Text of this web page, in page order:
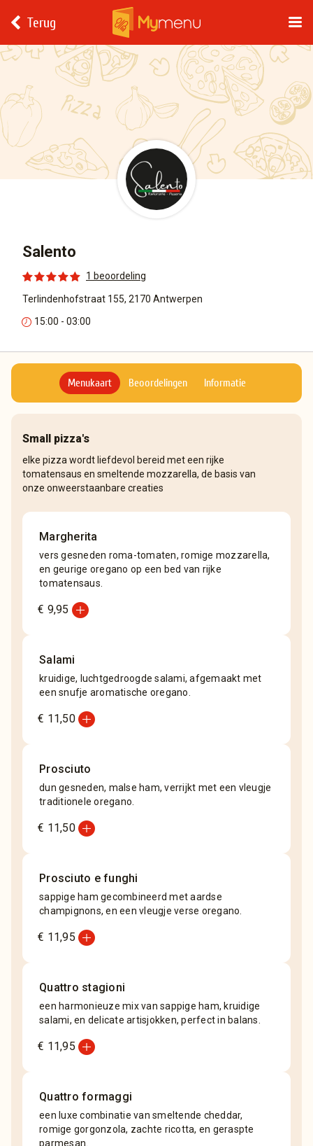
Terug
Salento
1 beoordeling
Terlindenhofstraat 155, 2170 Antwerpen
15:00 - 03:00
Menukaart Beoordelingen Informatie
Small pizza's
elke pizza wordt liefdevol bereid met een rijke
tomatensaus en smeltende mozzarella, de basis van
onze onweerstaanbare creaties
Margherita
vers gesneden roma-tomaten, romige mozzarella,
en geurige oregano op een bed van rijke
tomatensaus.
€ 9,95 add_circle
Salami
kruidige, luchtgedroogde salami, afgemaakt met
een snufje aromatische oregano.
€ 11,50add_circle
Prosciuto
dun gesneden, malse ham, verrijkt met een vleugje
traditionele oregano.
€ 11,50add_circle
Prosciuto e funghi
sappige ham gecombineerd met aardse
champignons, en een vleugje verse oregano.
€ 11,95 add_circle
Quattro stagioni
een harmonieuze mix van sappige ham, kruidige
salami, en delicate artisjokken, perfect in balans.
€ 11,95 add_circle
Quattro formaggi
een luxe combinatie van smeltende cheddar,
romige gorgonzola, zachte ricotta, en geraspte
parmesan.